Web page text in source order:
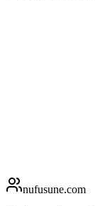
nufusune.com